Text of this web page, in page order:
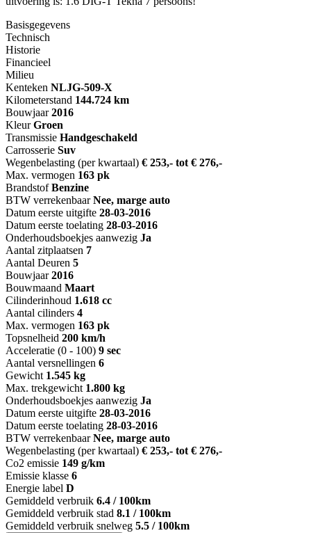
Basisgegevens
Technisch
Historie
Financieel
Milieu
Kenteken NLJG-509-X
Kilometerstand 144.724 km
Bouwjaar 2016
Kleur Groen
Transmissie Handgeschakeld
Carrosserie Suv
Wegenbelasting (per kwartaal) € 253,- tot € 276,-
Max. vermogen 163 pk
Brandstof Benzine
BTW verrekenbaar Nee, marge auto
Datum eerste uitgifte 28-03-2016
Datum eerste toelating 28-03-2016
Onderhoudsboekjes aanwezig Ja
Aantal zitplaatsen 7
Aantal Deuren 5
Bouwjaar 2016
Bouwmaand Maart
Cilinderinhoud 1.618 cc
Aantal cilinders 4
Max. vermogen 163 pk
Topsnelheid 200 km/h
Acceleratie (0 - 100) 9 sec
Aantal versnellingen 6
Gewicht 1.545 kg
Max. trekgewicht 1.800 kg
Onderhoudsboekjes aanwezig Ja
Datum eerste uitgifte 28-03-2016
Datum eerste toelating 28-03-2016
BTW verrekenbaar Nee, marge auto
Wegenbelasting (per kwartaal) € 253,- tot € 276,-
Co2 emissie 149 g/km
Emissie klasse 6
Energie label D
Gemiddeld verbruik 6.4 / 100km
Gemiddeld verbruik stad 8.1 / 100km
Gemiddeld verbruik snelweg 5.5 / 100km